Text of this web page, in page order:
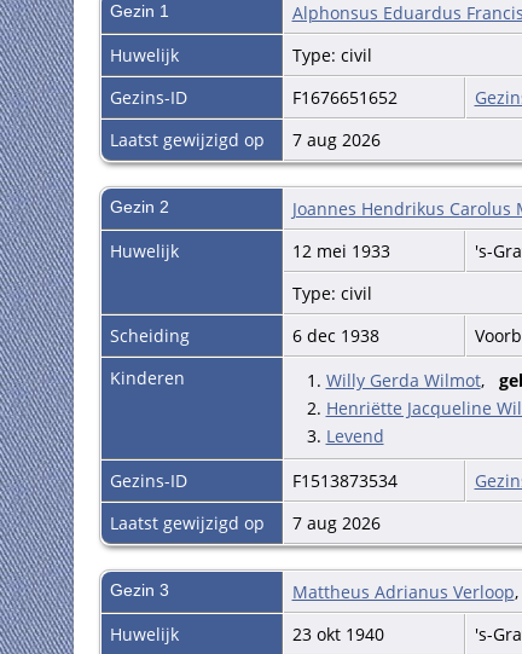
Gezin 1 Alphonsus Eduardus
Huwelijk
Type: civil
Gezins-ID
F1676651652
Laatst gewijzigd op
7 aug 2026
Gezin 2 Joannes Hendrikus Carolus
Huwelijk
12 mei 1933
's-
Type: civil
Scheiding
6 dec 1938
Kinderen
1. Willy Gerda Wilmot,
2. Henriëtte Jacqueline
3. Levend
Gezins-ID
F1513873534
Laatst gewijzigd op
7 aug 2026
Gezin 3 Mattheus Adrianus Verloop,
Huwelijk
23 okt 1940
's-